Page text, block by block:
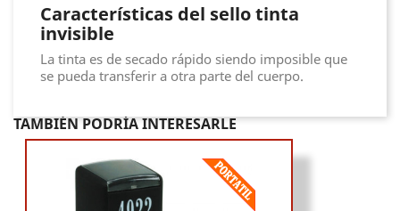
Características del sello tinta
invisible
La tinta es de secado rápido siendo imposible que
se pueda transferir a otra parte del cuerpo.
TAMBIÉN PODRÍA INTERESARLE